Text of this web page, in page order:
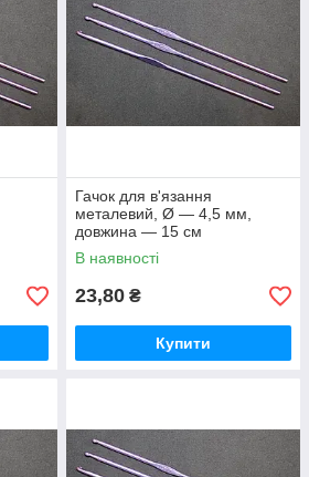
Гачок для в'язання
металевий, Ø — 4,5 мм,
довжина — 15 см
В наявності
23,80 ₴
Купити